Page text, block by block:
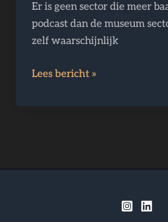
Er is geen sector die meer
podcast dan de museum
zelf waarschijnlijk
kunst
écht
tot
Lees bericht »